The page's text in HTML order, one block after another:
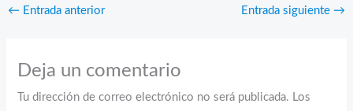
← Entrada anterior Entrada siguiente →
Deja un comentario
Tu dirección de correo electrónico no será publicada. Los